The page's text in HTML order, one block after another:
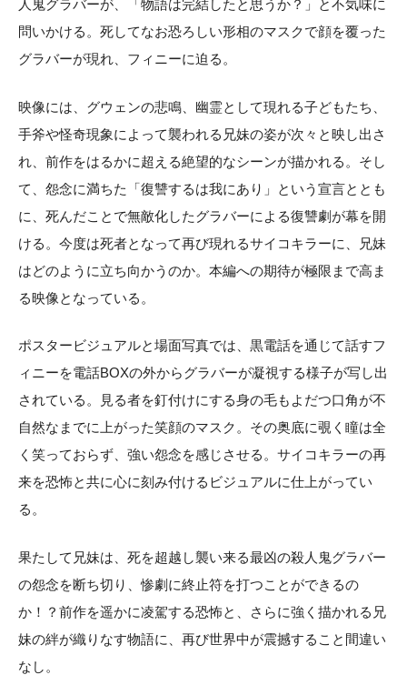
人鬼グラバーが、「物語は完結したと思うか？」と不気味に
問いかける。死してなお恐ろしい形相のマスクで顔を覆った
グラバーが現れ、フィニーに迫る。
映像には、グウェンの悲鳴、幽霊として現れる子どもたち、
手斧や怪奇現象によって襲われる兄妹の姿が次々と映し出さ
れ、前作をはるかに超える絶望的なシーンが描かれる。そし
て、怨念に満ちた「復讐するは我にあり」という宣言ととも
に、死んだことで無敵化したグラバーによる復讐劇が幕を開
ける。今度は死者となって再び現れるサイコキラーに、兄妹
はどのように立ち向かうのか。本編への期待が極限まで高ま
る映像となっている。
ポスタービジュアルと場面写真では、黒電話を通じて話すフ
ィニーを電話BOXの外からグラバーが凝視する様子が写し出
されている。見る者を釘付けにする身の毛もよだつ口角が不
自然なまでに上がった笑顔のマスク。その奥底に覗く瞳は全
く笑っておらず、強い怨念を感じさせる。サイコキラーの再
来を恐怖と共に心に刻み付けるビジュアルに仕上がってい
る。
果たして兄妹は、死を超越し襲い来る最凶の殺人鬼グラバー
の怨念を断ち切り、惨劇に終止符を打つことができるの
か！？前作を遥かに凌駕する恐怖と、さらに強く描かれる兄
妹の絆が織りなす物語に、再び世界中が震撼すること間違い
なし。